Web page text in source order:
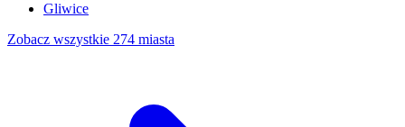
Gliwice
Zobacz wszystkie 274 miasta